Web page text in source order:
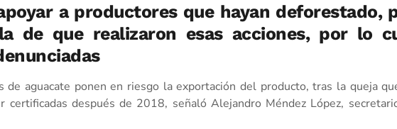
a productores que hayan deforestado,
de que realizaron esas acciones, por lo
de aguacate ponen en riesgo la exportación del producto, tras la queja
certificadas después de 2018, señaló Alejandro Méndez López,